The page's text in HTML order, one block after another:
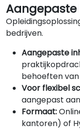
bedrijven.
Aangepaste
behoeften
Voor flexibel
aangepast
Formaat:
kantoren) of